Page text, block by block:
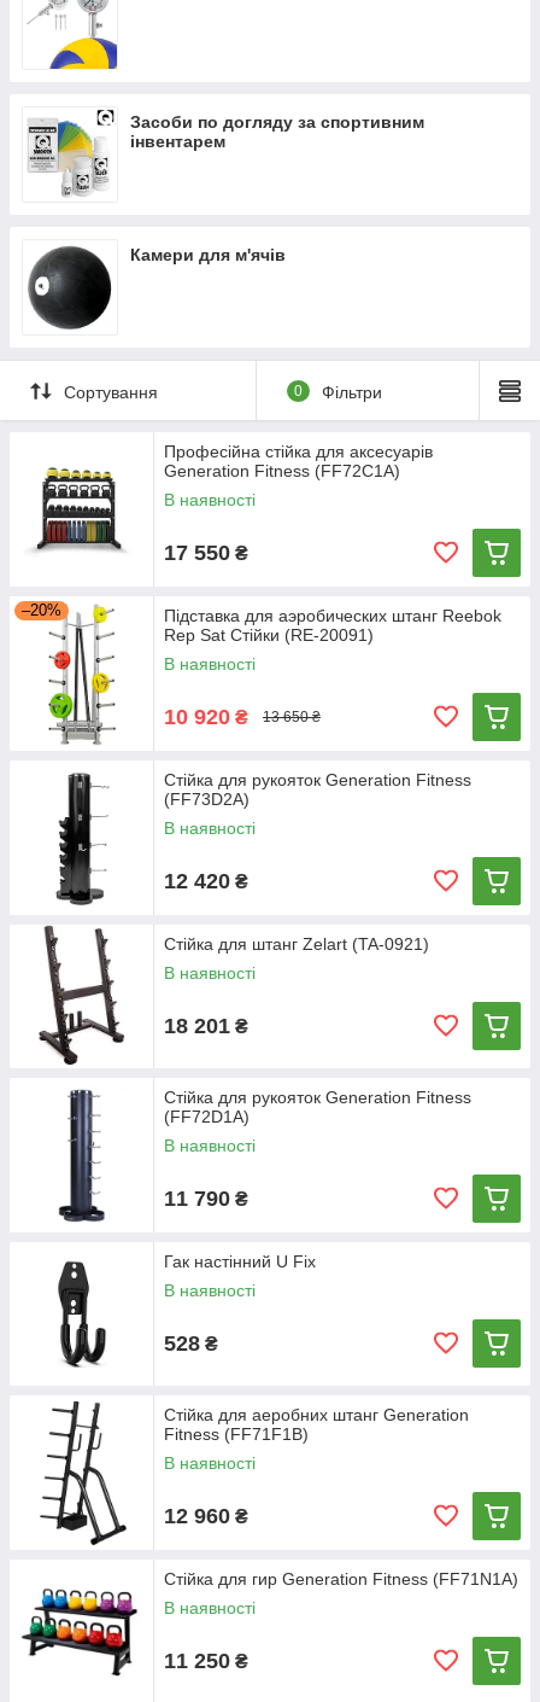
Засоби по догляду за спортивним
інвентарем
Камери для м'ячів
Сортування 0 Фільтри
Професійна стійка для аксесуарів
Generation Fitness (FF72C1A)
В наявності
17 550 ₴
–20%
Підставка для аэробических штанг Reebok
Rep Sat Стійки (RE-20091)
В наявності
10 920 ₴ 13 650 ₴
Стійка для рукояток Generation Fitness
(FF73D2A)
В наявності
12 420 ₴
Стійка для штанг Zelart (TA-0921)
В наявності
18 201 ₴
Стійка для рукояток Generation Fitness
(FF72D1A)
В наявності
11 790 ₴
Гак настінний U Fix
В наявності
528 ₴
Стійка для аеробних штанг Generation
Fitness (FF71F1B)
В наявності
12 960 ₴
Стійка для гир Generation Fitness (FF71N1A)
В наявності
11 250 ₴